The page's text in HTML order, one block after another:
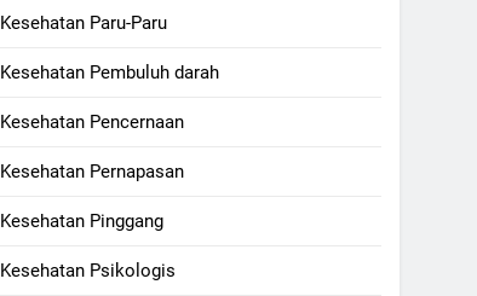
Kesehatan Paru-Paru
Kesehatan Pembuluh darah
Kesehatan Pencernaan
Kesehatan Pernapasan
Kesehatan Pinggang
Kesehatan Psikologis